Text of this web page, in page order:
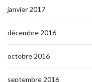
janvier 2017
décembre 2016
octobre 2016
septembre 2016